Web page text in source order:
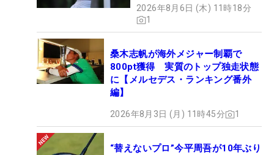
2026年8月6日 (木) 11時18分
1
桑木志帆が海外メジャー制覇で
800pt獲得 実質のトップ独走状態
に【メルセデス・ランキング番外
編】
2026年8月3日 (月) 11時45分 1
“替えないプロ”今平周吾が10年ぶり